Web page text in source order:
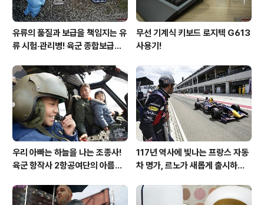
유류의 품질과 보급을 책임지는 유
류 시험·관리병! 육군 종합보급창
무선 기계식 키보드 로지텍 G613
사용기!
우리 아빠는 하늘을 나는 조종사!
육군 항작사 2항공여단의 아름다
117년 역사에 빛나는 프랑스 자동
차 명가, 르노가 새롭게 출시하는